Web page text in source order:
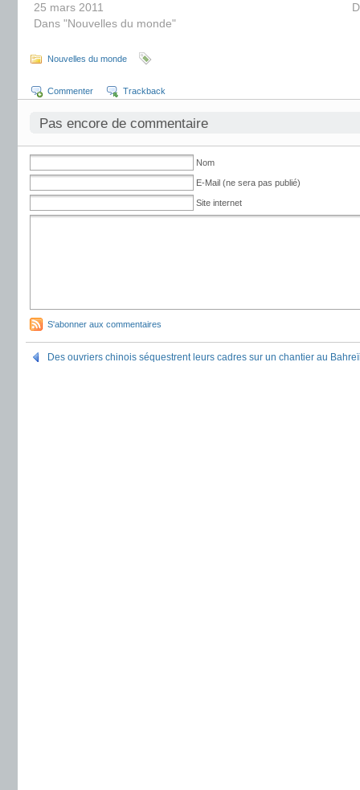
25 mars 2011
Dans "Nouvelles du monde"
Nouvelles du monde
Commenter Trackback
Pas encore de commentaire
Nom
E-Mail (ne sera pas publié)
Site internet
S'abonner aux commentaires
Des ouvriers chinois séquestrent leurs cadres sur un chantier au